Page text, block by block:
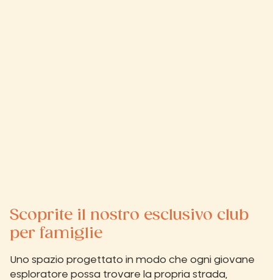
Scoprite il nostro esclusivo club
per famiglie
Uno spazio progettato in modo che ogni giovane
esploratore possa trovare la propria strada,